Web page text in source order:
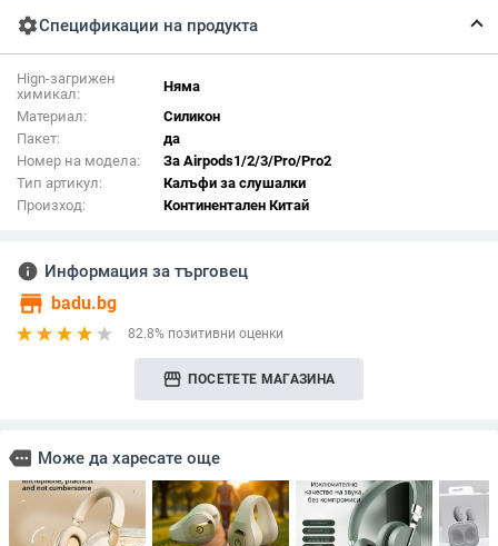
settingsСпецификации на продукта
Hign-загрижен
химикал:
Няма
Материал:
Силикон
Пакет:
да
Номер на модела:
За Airpods1/2/3/Pro/Pro2
Тип артикул:
Калъфи за слушалки
Произход:
Континентален Китай
info Информация за търговец
store badu.bg
82.8% позитивни оценки
storefront ПОСЕТЕТЕ МАГАЗИНА
more Може да харесате още